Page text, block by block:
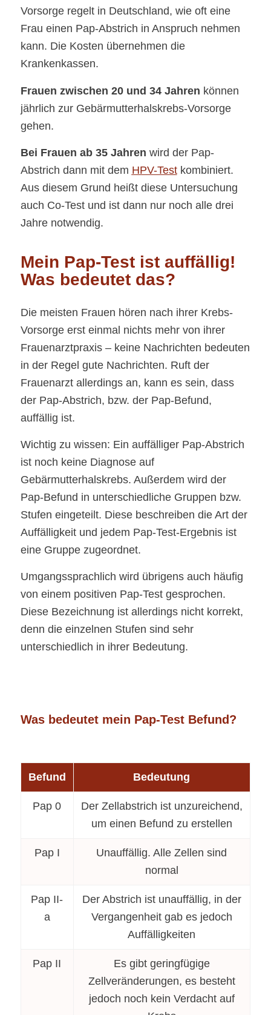
Vorsorge regelt in Deutschland, wie oft eine
Frau einen Pap-Abstrich in Anspruch nehmen
kann. Die Kosten übernehmen die
Krankenkassen.
Frauen zwischen 20 und 34 Jahren können
jährlich zur Gebärmutterhalskrebs-Vorsorge
gehen.
Bei Frauen ab 35 Jahren wird der Pap-
Abstrich dann mit dem HPV-Testkombiniert.
Aus diesem Grund heißt diese Untersuchung
auch Co-Test und ist dann nur noch alle drei
Jahre notwendig.
Mein Pap-Test ist auffällig!
Was bedeutet das?
Die meisten Frauen hören nach ihrer Krebs-
Vorsorge erst einmal nichts mehr von ihrer
Frauenarztpraxis – keine Nachrichten bedeuten
in der Regel gute Nachrichten. Ruft der
Frauenarzt allerdings an, kann es sein, dass
der Pap-Abstrich, bzw. der Pap-Befund,
auffällig ist.
Wichtig zu wissen: Ein auffälliger Pap-Abstrich
ist noch keine Diagnose auf
Gebärmutterhalskrebs. Außerdem wird der
Pap-Befund in unterschiedliche Gruppen bzw.
Stufen eingeteilt. Diese beschreiben die Art der
Auffälligkeit und jedem Pap-Test-Ergebnis ist
eine Gruppe zugeordnet.
Umgangssprachlich wird übrigens auch häufig
von einem positiven Pap-Test gesprochen.
Diese Bezeichnung ist allerdings nicht korrekt,
denn die einzelnen Stufen sind sehr
unterschiedlich in ihrer Bedeutung.
Was bedeutet mein Pap-Test Befund?
Befund Bedeutung
Pap 0
Der Zellabstrich ist unzureichend,
um einen Befund zu erstellen
Pap I
Unauffällig. Alle Zellen sind
normal
Pap II-
a
Der Abstrich ist unauffällig, in der
Vergangenheit gab es jedoch
Auffälligkeiten
Pap II
Es gibt geringfügige
Zellveränderungen, es besteht
jedoch noch kein Verdacht auf